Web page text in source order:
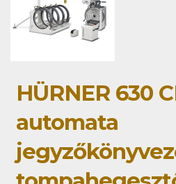
HÜRNER 630
automata